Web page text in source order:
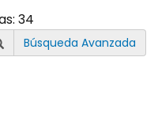
34
Búsqueda Avanzada